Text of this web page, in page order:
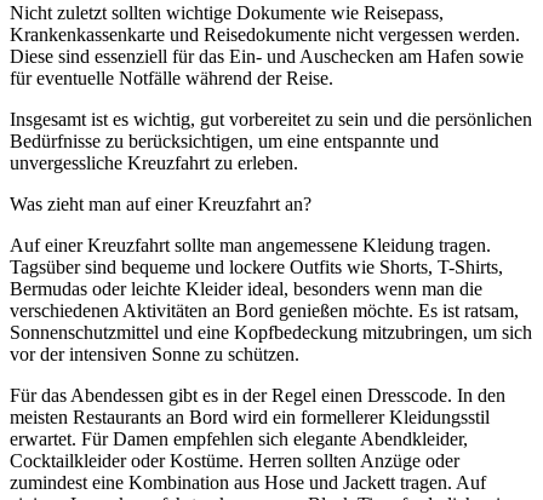
Nicht zuletzt sollten wichtige Dokumente wie Reisepass,
Krankenkassenkarte und Reisedokumente nicht vergessen werden.
Diese sind essenziell für das Ein- und Auschecken am Hafen sowie
für eventuelle Notfälle während der Reise.
Insgesamt ist es wichtig, gut vorbereitet zu sein und die persönlichen
Bedürfnisse zu berücksichtigen, um eine entspannte und
unvergessliche Kreuzfahrt zu erleben.
Was zieht man auf einer Kreuzfahrt an?
Auf einer Kreuzfahrt sollte man angemessene Kleidung tragen.
Tagsüber sind bequeme und lockere Outfits wie Shorts, T-Shirts,
Bermudas oder leichte Kleider ideal, besonders wenn man die
verschiedenen Aktivitäten an Bord genießen möchte. Es ist ratsam,
Sonnenschutzmittel und eine Kopfbedeckung mitzubringen, um sich
vor der intensiven Sonne zu schützen.
Für das Abendessen gibt es in der Regel einen Dresscode. In den
meisten Restaurants an Bord wird ein formellerer Kleidungsstil
erwartet. Für Damen empfehlen sich elegante Abendkleider,
Cocktailkleider oder Kostüme. Herren sollten Anzüge oder
zumindest eine Kombination aus Hose und Jackett tragen. Auf